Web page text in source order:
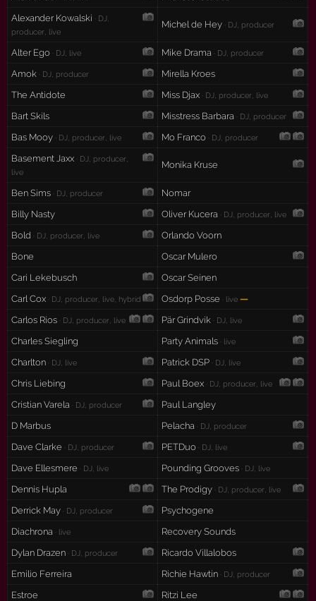
Alexander Kowalski
· DJ,
producer, live
Michel de Hey · DJ, producer
Alter Ego · DJ, live Mike Drama · DJ, producer
Amok · DJ, producer
Mirella Kroes
The Antidote
Miss Djax · DJ, producer, live
Bart Skils Misstress Barbara · DJ, producer
Bas Mooy · DJ, producer, live Mo Franco · DJ, producer
Basement Jaxx · DJ, producer,
live
Monika Kruse
Ben Sims · DJ, producer
Nomar
Billy Nasty
Oliver Kucera · DJ, producer, live
Bold · DJ, producer, live
Orlando Voorn
Bone
Oscar Mulero
Cari Lekebusch
Oscar Seinen
Carl Cox · DJ, producer, live, hybrid Osdorp Posse · live —
Carlos Rios · DJ, producer, live Pär Grindvik · DJ, live
Charles Siegling Party Animals · live
Charlton · DJ, live Patrick DSP · DJ, live
Chris Liebing Paul Boex · DJ, producer, live
Cristian Varela · DJ, producer
Paul Langley
D Marbus
Pelacha · DJ, producer
Dave Clarke · DJ, producer PETDuo · DJ, live
Dave Ellesmere · DJ, live Pounding Grooves · DJ, live
Dennis Hupla The Prodigy · DJ, producer, live
Derrick May · DJ, producer
Psychogene
Diachrona
· live
Recovery Sounds
Dylan Drazen · DJ, producer
Ricardo Villalobos
Emilio Ferreira
Richie Hawtin · DJ, producer
Estroe
Ritzi Lee